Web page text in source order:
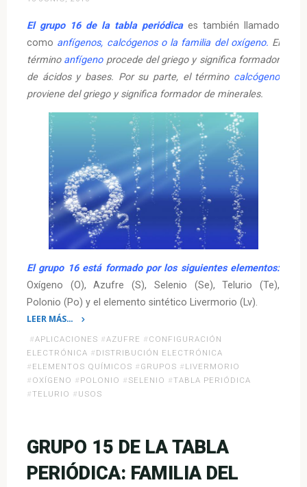
El grupo 16 de la tabla periódica es también llamado
como anfígenos, calcógenos o la familia del oxígeno. El
término anfígenoprocede del griego y significa formador
de ácidos y bases. Por su parte, el término calcógeno
proviene del griego y significa formador de minerales.
El grupo 16 está formado por los siguientes elementos:
Oxígeno (O), Azufre (S), Selenio (Se), Telurio (Te),
Polonio (Po) y el elemento sintético Livermorio (Lv).
LEER MÁS…
«Grupo
16
de
la
Tabla
del
Oxígeno»
#APLICACIONES #AZUFRE # CONFIGURACIÓN
ELECTRÓNICA # DISTRIBUCIÓN ELECTRÓNICA
# ELEMENTOS QUÍMICOS # GRUPOS # LIVERMORIO
# OXÍGENO # POLONIO # SELENIO #TABLA PERIÓDICA
#TELURIO # USOS
GRUPO 15 DE LA TABLA
PERIÓDICA: FAMILIA DEL